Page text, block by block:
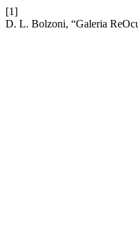
[1]
D. L. Bolzoni, “Galeria